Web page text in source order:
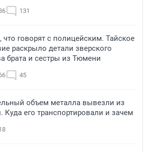
131
что говорят с полицейским. Тайское
раскрыло детали зверского
брата и сестры из Тюмени
45
объем металла вывезли из
Куда его транспортировали и зачем